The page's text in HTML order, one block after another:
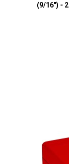
(9/16") -